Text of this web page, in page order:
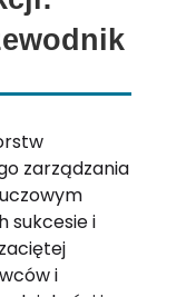
zarządzania
sukcesie i
i